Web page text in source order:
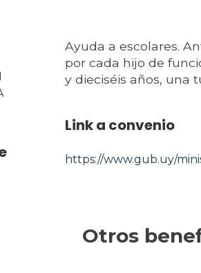
Ayuda a escolares.
por cada hijo de
y dieciséis años, una
Link a convenio
https://www.gub.uy/
Otros